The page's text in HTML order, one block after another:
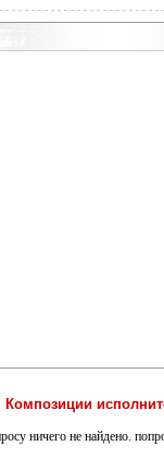
Композиции
ничего не найдено.